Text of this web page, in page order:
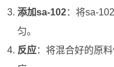
添加sa-102：将sa-
匀。
反应：将混合好的原